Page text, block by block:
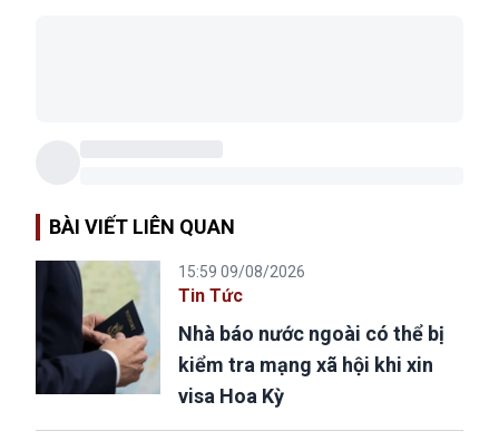
BÀI VIẾT LIÊN QUAN
15:59 09/08/2026
Tin Tức
Nhà báo nước ngoài có thể bị
kiểm tra mạng xã hội khi xin
visa Hoa Kỳ